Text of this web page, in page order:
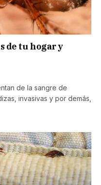
de tu hogar y
de la sangre de
invasivas y por demás,